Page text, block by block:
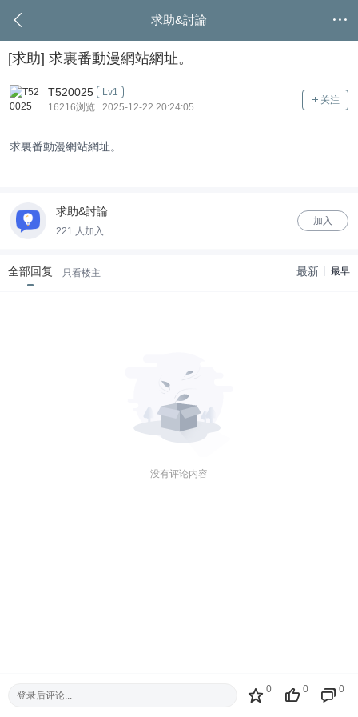
求助&討論
[求助] 求裏番動漫網站網址。
T520025
Lv1
16216浏览 2025-12-22 20:24:05
关注
求裏番動漫網站網址。
求助&討論
221 人加入
加入
全部回复 只看楼主 最新 最早
没有评论内容
登录后评论...
0 0 0